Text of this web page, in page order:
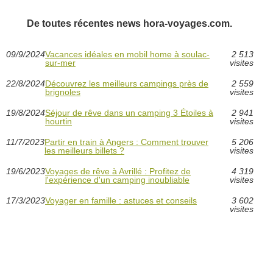
De toutes récentes news hora-voyages.com.
09/9/2024Vacances idéales en mobil home à soulac-
sur-mer
2 513
visites
22/8/2024Découvrez les meilleurs campings près de
brignoles
2 559
visites
19/8/2024Séjour de rêve dans un camping 3 Étoiles à
hourtin
2 941
visites
11/7/2023Partir en train à Angers : Comment trouver
les meilleurs billets ?
5 206
visites
19/6/2023Voyages de rêve à Avrillé : Profitez de
l'expérience d'un camping inoubliable
4 319
visites
17/3/2023Voyager en famille : astuces et conseils
3 602
visites